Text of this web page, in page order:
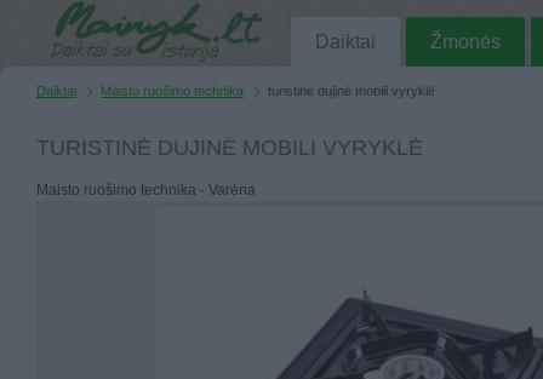
Daiktai Žmonės
Daiktai Maisto ruošimo technika turistinė dujinė mobili vyryklė
TURISTINĖ DUJINĖ MOBILI VYRYKLĖ
Maisto ruošimo technika - Varėna